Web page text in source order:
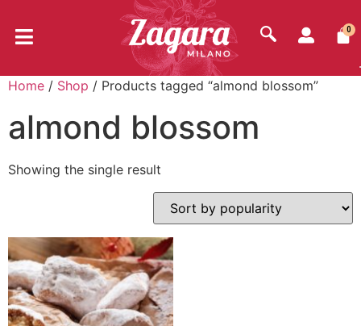
0
Home / Shop / Products tagged “almond blossom”
almond blossom
Showing the single result